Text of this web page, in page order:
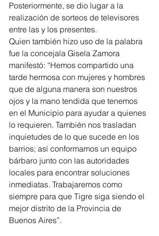
Posteriormente, se dio lugar a la
realización de sorteos de televisores
entre las y los presentes.
Quien también hizo uso de la palabra
fue la concejala Gisela Zamora
manifestó: “Hemos compartido una
tarde hermosa con mujeres y hombres
que de alguna manera son nuestros
ojos y la mano tendida que tenemos
en el Municipio para ayudar a quienes
lo requieren. También nos trasladan
inquietudes de lo que sucede en los
barrios; así conformamos un equipo
bárbaro junto con las autoridades
locales para encontrar soluciones
inmediatas. Trabajaremos como
siempre para que Tigre siga siendo el
mejor distrito de la Provincia de
Buenos Aires”.